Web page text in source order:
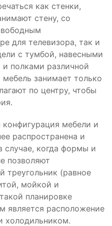
как стенки,
стену, со
для телевизора, так и
с тумбой, навесными
полками различной
занимает только
по центру, чтобы
конфигурация мебели и
распространена и
случае, когда формы и
позволяют
треугольник (равное
мойкой и
планировке
является расположение
холодильником.